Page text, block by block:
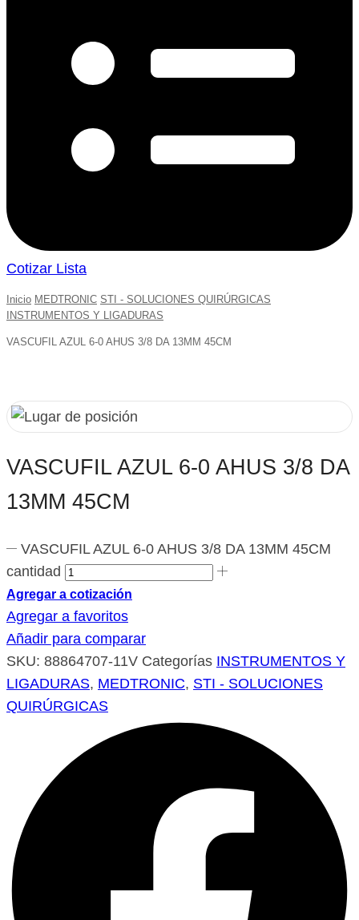
Cotizar Lista
Inicio MEDTRONIC STI - SOLUCIONES QUIRÚRGICAS
INSTRUMENTOS Y LIGADURAS
VASCUFIL AZUL 6-0 AHUS 3/8 DA 13MM 45CM
VASCUFIL AZUL 6-0 AHUS 3/8 DA
13MM 45CM
VASCUFIL AZUL 6-0 AHUS 3/8 DA 13MM 45CM
cantidad
Agregar a cotización
Agregar a favoritos
Añadir para comparar
SKU: 88864707-11V Categorías INSTRUMENTOS Y
LIGADURAS, MEDTRONIC, STI - SOLUCIONES
QUIRÚRGICAS